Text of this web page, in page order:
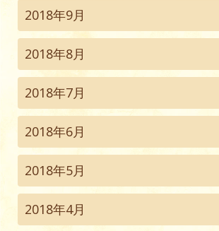
2018年9月
2018年8月
2018年7月
2018年6月
2018年5月
2018年4月